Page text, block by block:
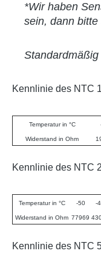
*Wir haben
sein, dann bitte
Kennlinie des NTC
Temperatur in °C
Widerstand in Ohm
Kennlinie des NTC
Temperatur in °C -50 -
Widerstand in Ohm 77969
Kennlinie des NTC